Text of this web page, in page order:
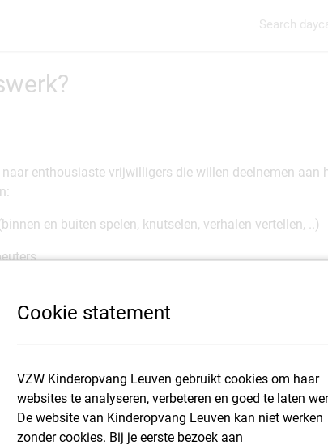
Search
enthousiaste vrijwilligers die willen deelnemen
en buiten spelen, knutselen, verhalen vertellen, ..)
de begeleiders hun pauze kunnen houden
bezig is? Ben jij enthousiast en werk jij graag
beschikbaar tijdens de week? Spreek jij Nederlands?
op. Als je na de eerste ontmoeting wilt starten,
met opvanginitiatieven die aansluiten bij jouw wensen.
Cookie statement
VZW Kinderopvang Leuven gebruikt cookies om haar
websites te analyseren, verbeteren en goed te laten
De website van Kinderopvang Leuven kan niet werken
zonder cookies. Bij je eerste bezoek aan